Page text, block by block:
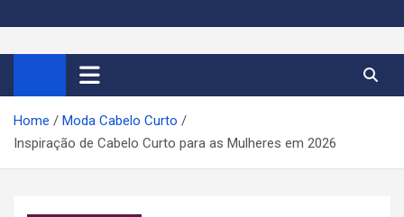
i
t
o
Cortes de Cabelo Curto
Feminino 2026
Moda e tendências dos cabelos curtos femininos 2026
Home
Moda Cabelo Curto
Inspiração de Cabelo Curto para as Mulheres em 2026